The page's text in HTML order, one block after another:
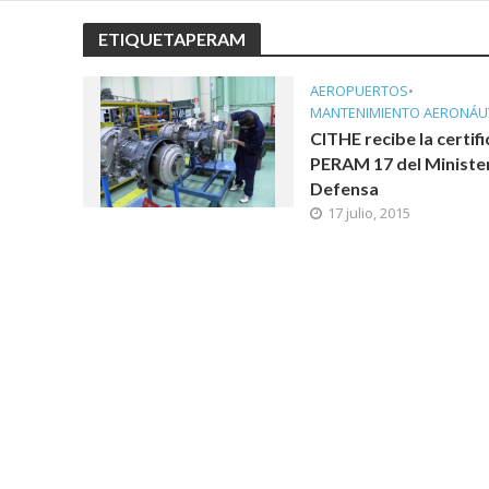
ETIQUETAPERAM
AEROPUERTOS•
MANTENIMIENTO
CITHE recibe la
PERAM 17 del
Defensa
17 julio, 2015